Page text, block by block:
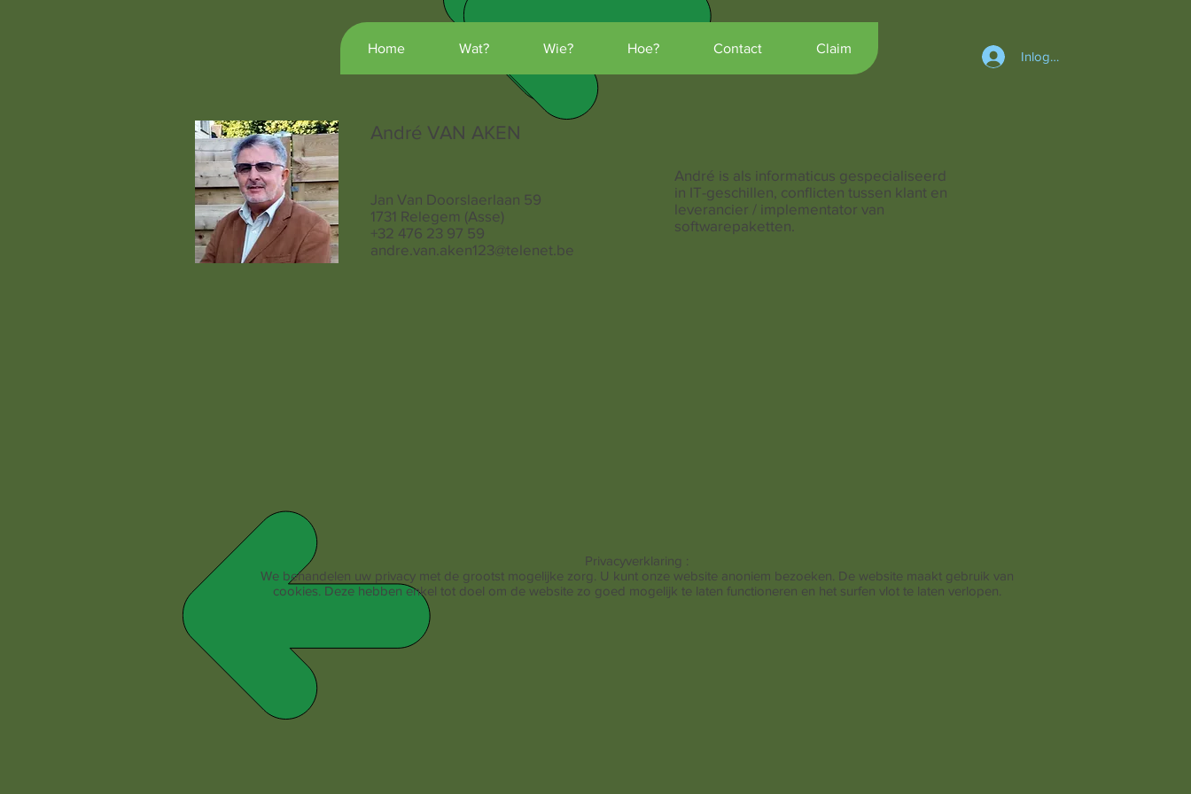
Home Wat? Wie? Hoe? Contact Claim
Inloggen
André VAN AKEN
Jan Van Doorslaerlaan 59
1731 Relegem (Asse)
+32 476 23 97 59
andre.van.aken123@telenet.be
André is als informaticus gespecialiseerd
in IT-geschillen, conflicten tussen klant en
leverancier / implementator van
softwarepaketten.
Privacyverklaring :
We behandelen uw privacy met de grootst mogelijke zorg. U kunt onze website anoniem bezoeken. De website maakt gebruik van
cookies. Deze hebben enkel tot doel om de website zo goed mogelijk te laten functioneren en het surfen vlot te laten verlopen.